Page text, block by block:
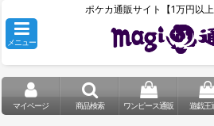
ポケカ通販サイト【1万円以上
メニュー
マイページ 商品検索 ワンピース通販 遊戯王